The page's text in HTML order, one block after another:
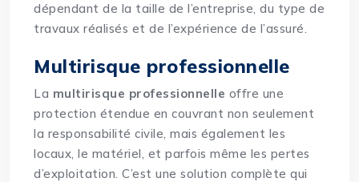
dépendant de la taille de l’entreprise, du type de
travaux réalisés et de l’expérience de l’assuré.
Multirisque professionnelle
La multirisque professionnelle offre une
protection étendue en couvrant non seulement
la responsabilité civile, mais également les
locaux, le matériel, et parfois même les pertes
d’exploitation. C’est une solution complète qui